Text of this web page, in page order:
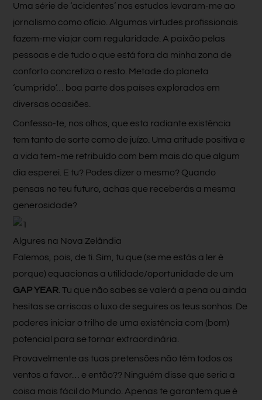
Uma série de ‘acidentes’ nos estudos levaram-me ao
jornalismo como ofício. Algumas virtudes profissionais
fazem-me viajar com regularidade. A paixão pelas
pessoas e de tudo o que está fora da minha zona de
conforto concretiza o resto. Metade do planeta
‘cumprido’… boa parte dos países explorados em
diversas ocasiões.
Confesso-te, nos olhos, que esta radiante existência
tem tanto de sorte como de juízo. Uma atitude positiva e
a vida tem-me retribuído com bem mais do que algum
dia esperei. E tu? Podes dizer o mesmo? Quando
pensas no teu futuro, achas que receberás a mesma
generosidade?
Algures na Nova Zelândia
Falemos, pois, de ti. Sim, tu que (se me estás a ler é
porque) equacionas a utilidade/oportunidade de um
GAP YEAR . Tu que não sabes se valerá a pena ou ainda
hesitas se arriscas o luxo de seguires os teus sonhos. De
poderes iniciar o trilho de uma existência com (bom)
potencial para se tornar extraordinária.
Provavelmente as tuas pretensões não têm todos os
ventos a favor… e então?? Ninguém disse que seria a
coisa mais fácil do Mundo. Apenas te garantem que é